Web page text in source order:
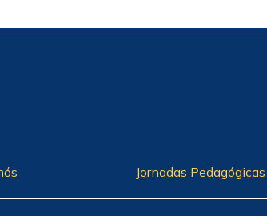
Jornadas Pedagógicas